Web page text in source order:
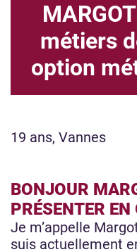
métiers
option
19 ans, Vannes
BONJOUR
PRÉSENTER EN
Je m’appelle
suis actuellement